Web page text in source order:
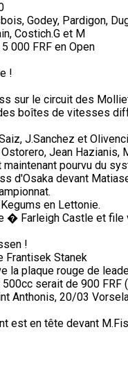
Godey, Pardigon,
Costich.G et M
000 FRF en Open
!
sur le circuit des
boîtes de vitesses
J.Sanchez et
Jean Hazianis,
pourvu du
d'Osaka devant
en Lettonie.
� Farleigh Castle et file
!
Frantisek Stanek
la plaque rouge de
serait de 900 FRF
Anthonis, 20/03
est en tête devant